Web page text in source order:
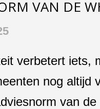
VAN DE
verbetert iets,
nog altijd
van de